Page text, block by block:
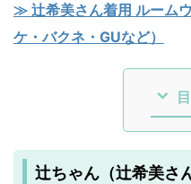
≫ 辻希美さん着用 ルーム
ケ・バクネ・GUなど）
辻ちゃん（辻希美さ